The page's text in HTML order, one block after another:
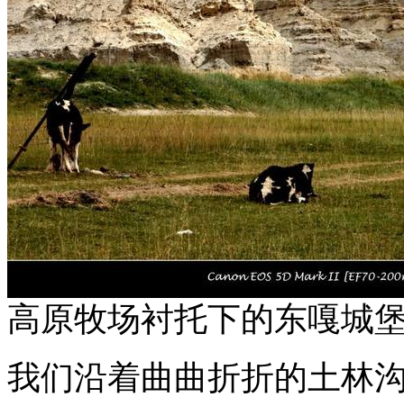
高原牧场衬托下的东嘎城
我们沿着曲曲折折的土林